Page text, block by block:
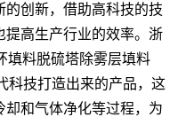
创新，借助高科技的技
提高生产行业的效率。浙
填料脱硫塔除雾层填料
科技打造出来的产品，这
和气体净化等过程，为